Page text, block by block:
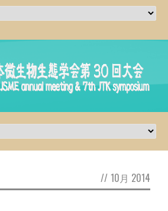
// 10月 2014